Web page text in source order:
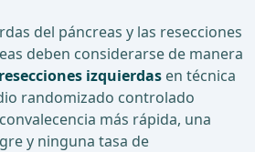
del páncreas y las resecciones
deben considerarse de manera
resecciones izquierdas en técnica
randomizado controlado
más rápida, una
y ninguna tasa de